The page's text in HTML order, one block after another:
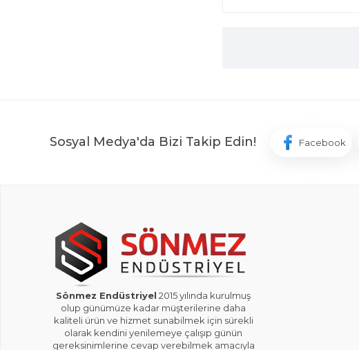
Sosyal Medya'da Bizi Takip Edin! Facebook
Sönmez Endüstriyel 2015 yılında kurulmuş
olup günümüze kadar müşterilerine daha
kaliteli ürün ve hizmet sunabilmek için sürekli
olarak kendini yenilemeye çalışıp günün
gereksinimlerine cevap verebilmek amacıyla